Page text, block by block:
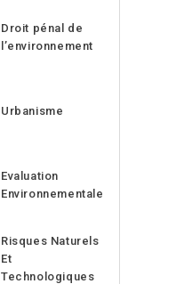
Droit pénal de
l’environnement
Urbanisme
Evaluation
Environnementale
Risques Naturels
Et
Technologiques